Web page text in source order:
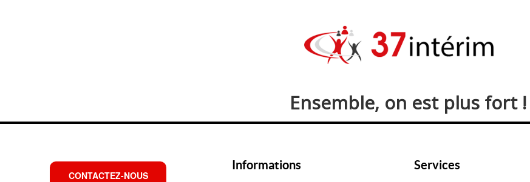
Ensemble, on est plus fort !
CONTACTEZ-NOUS
Informations Services